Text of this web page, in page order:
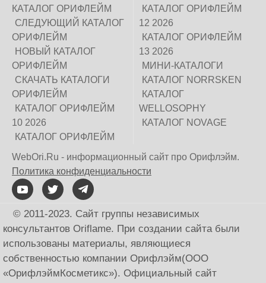
КАТАЛОГ ОРИФЛЕЙМ
СЛЕДУЮЩИЙ КАТАЛОГ
ОРИФЛЕЙМ
НОВЫЙ КАТАЛОГ
ОРИФЛЕЙМ
СКАЧАТЬ КАТАЛОГИ
ОРИФЛЕЙМ
КАТАЛОГ ОРИФЛЕЙМ
10 2026
КАТАЛОГ ОРИФЛЕЙМ
КАТАЛОГ ОРИФЛЕЙМ
12 2026
КАТАЛОГ ОРИФЛЕЙМ
13 2026
МИНИ-КАТАЛОГИ
КАТАЛОГ NORRSKEN
КАТАЛОГ
WELLOSOPHY
КАТАЛОГ NOVAGE
WebOri.Ru - информационный сайт про Орифлэйм.
Политика конфиденциальности
© 2011-2023. Сайт группы независимых
консультантов Oriflame. При создании сайта были
использованы материалы, являющиеся
собственностью компании Орифлэйм(ООО
«ОрифлэймКосметикс»). Официальный сайт